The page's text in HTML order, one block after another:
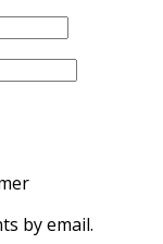
by email.